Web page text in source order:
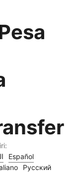
Español
Русский